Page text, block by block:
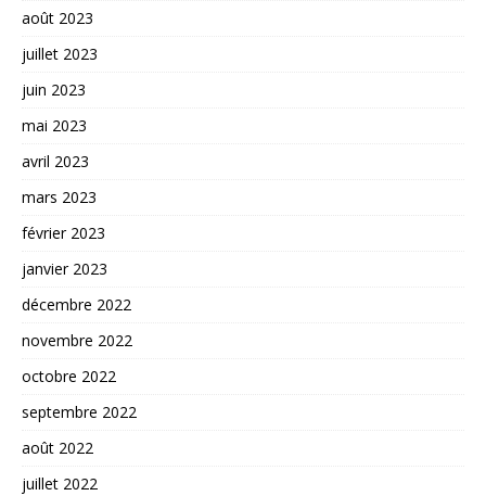
août 2023
juillet 2023
juin 2023
mai 2023
avril 2023
mars 2023
février 2023
janvier 2023
décembre 2022
novembre 2022
octobre 2022
septembre 2022
août 2022
juillet 2022